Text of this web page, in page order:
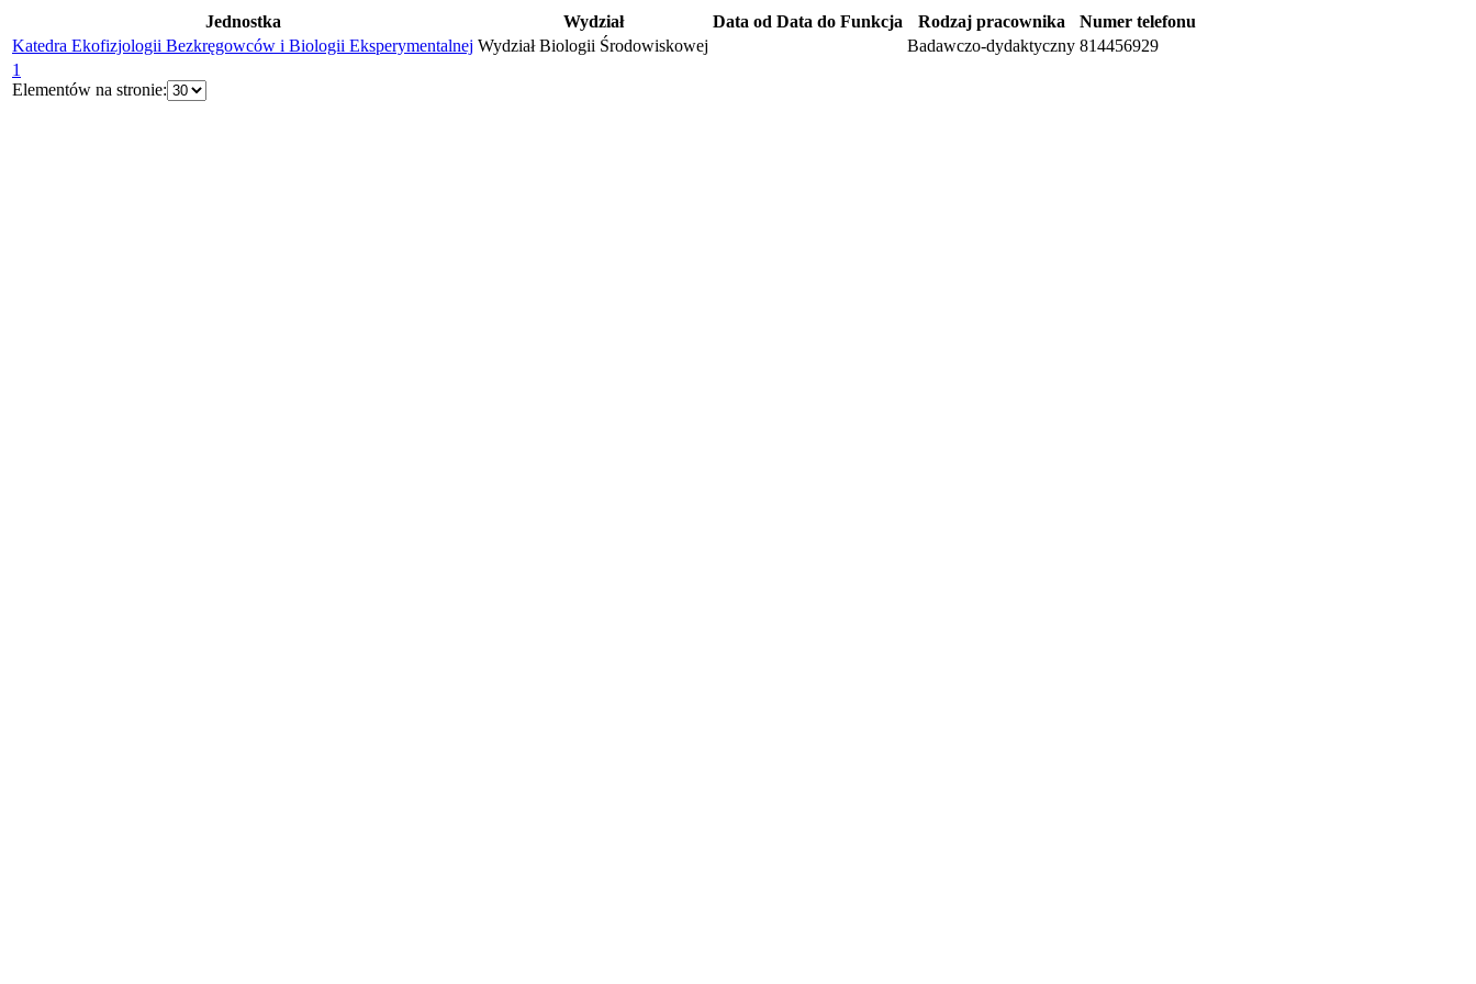
Jednostka Wydział Data od Data do Funkcja Rodzaj pracownika
Numer telefonu
Katedra Ekofizjologii Bezkręgowców i Biologii Eksperymentalnej Wydział Biologii Środowiskowej Badawczo-dydaktyczny 814456929
1
Elementów na stronie: